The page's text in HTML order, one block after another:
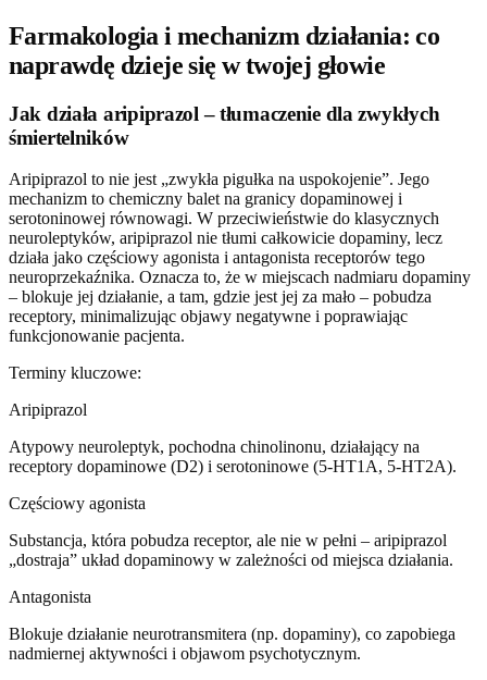
Farmakologia i mechanizm działania: co
naprawdę dzieje się w twojej głowie
Jak działa aripiprazol – tłumaczenie dla zwykłych
śmiertelników
Aripiprazol to nie jest „zwykła pigułka na uspokojenie”. Jego
mechanizm to chemiczny balet na granicy dopaminowej i
serotoninowej równowagi. W przeciwieństwie do klasycznych
neuroleptyków, aripiprazol nie tłumi całkowicie dopaminy, lecz
działa jako częściowy agonista i antagonista receptorów tego
neuroprzekaźnika. Oznacza to, że w miejscach nadmiaru dopaminy
– blokuje jej działanie, a tam, gdzie jest jej za mało – pobudza
receptory, minimalizując objawy negatywne i poprawiając
funkcjonowanie pacjenta.
Terminy kluczowe:
Aripiprazol
Atypowy neuroleptyk, pochodna chinolinonu, działający na
receptory dopaminowe (D2) i serotoninowe (5-HT1A, 5-HT2A).
Częściowy agonista
Substancja, która pobudza receptor, ale nie w pełni – aripiprazol
„dostraja” układ dopaminowy w zależności od miejsca działania.
Antagonista
Blokuje działanie neurotransmitera (np. dopaminy), co zapobiega
nadmiernej aktywności i objawom psychotycznym.